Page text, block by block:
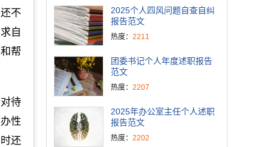
不
自
帮
待
性
还
2025个人四风问题自查自纠
报告范文
热度： 2211
团委书记个人年度述职报告
范文
热度： 2207
2025年办公室主任个人述职
报告范文
热度： 2202